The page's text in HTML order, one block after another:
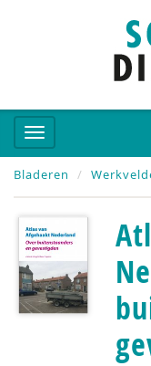
Bladeren